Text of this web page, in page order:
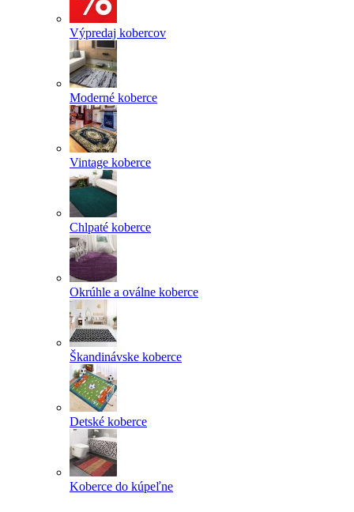
Výpredaj kobercov
Moderné koberce
Vintage koberce
Chlpaté koberce
Okrúhle a oválne koberce
Škandinávske koberce
Detské koberce
Koberce do kúpeľne